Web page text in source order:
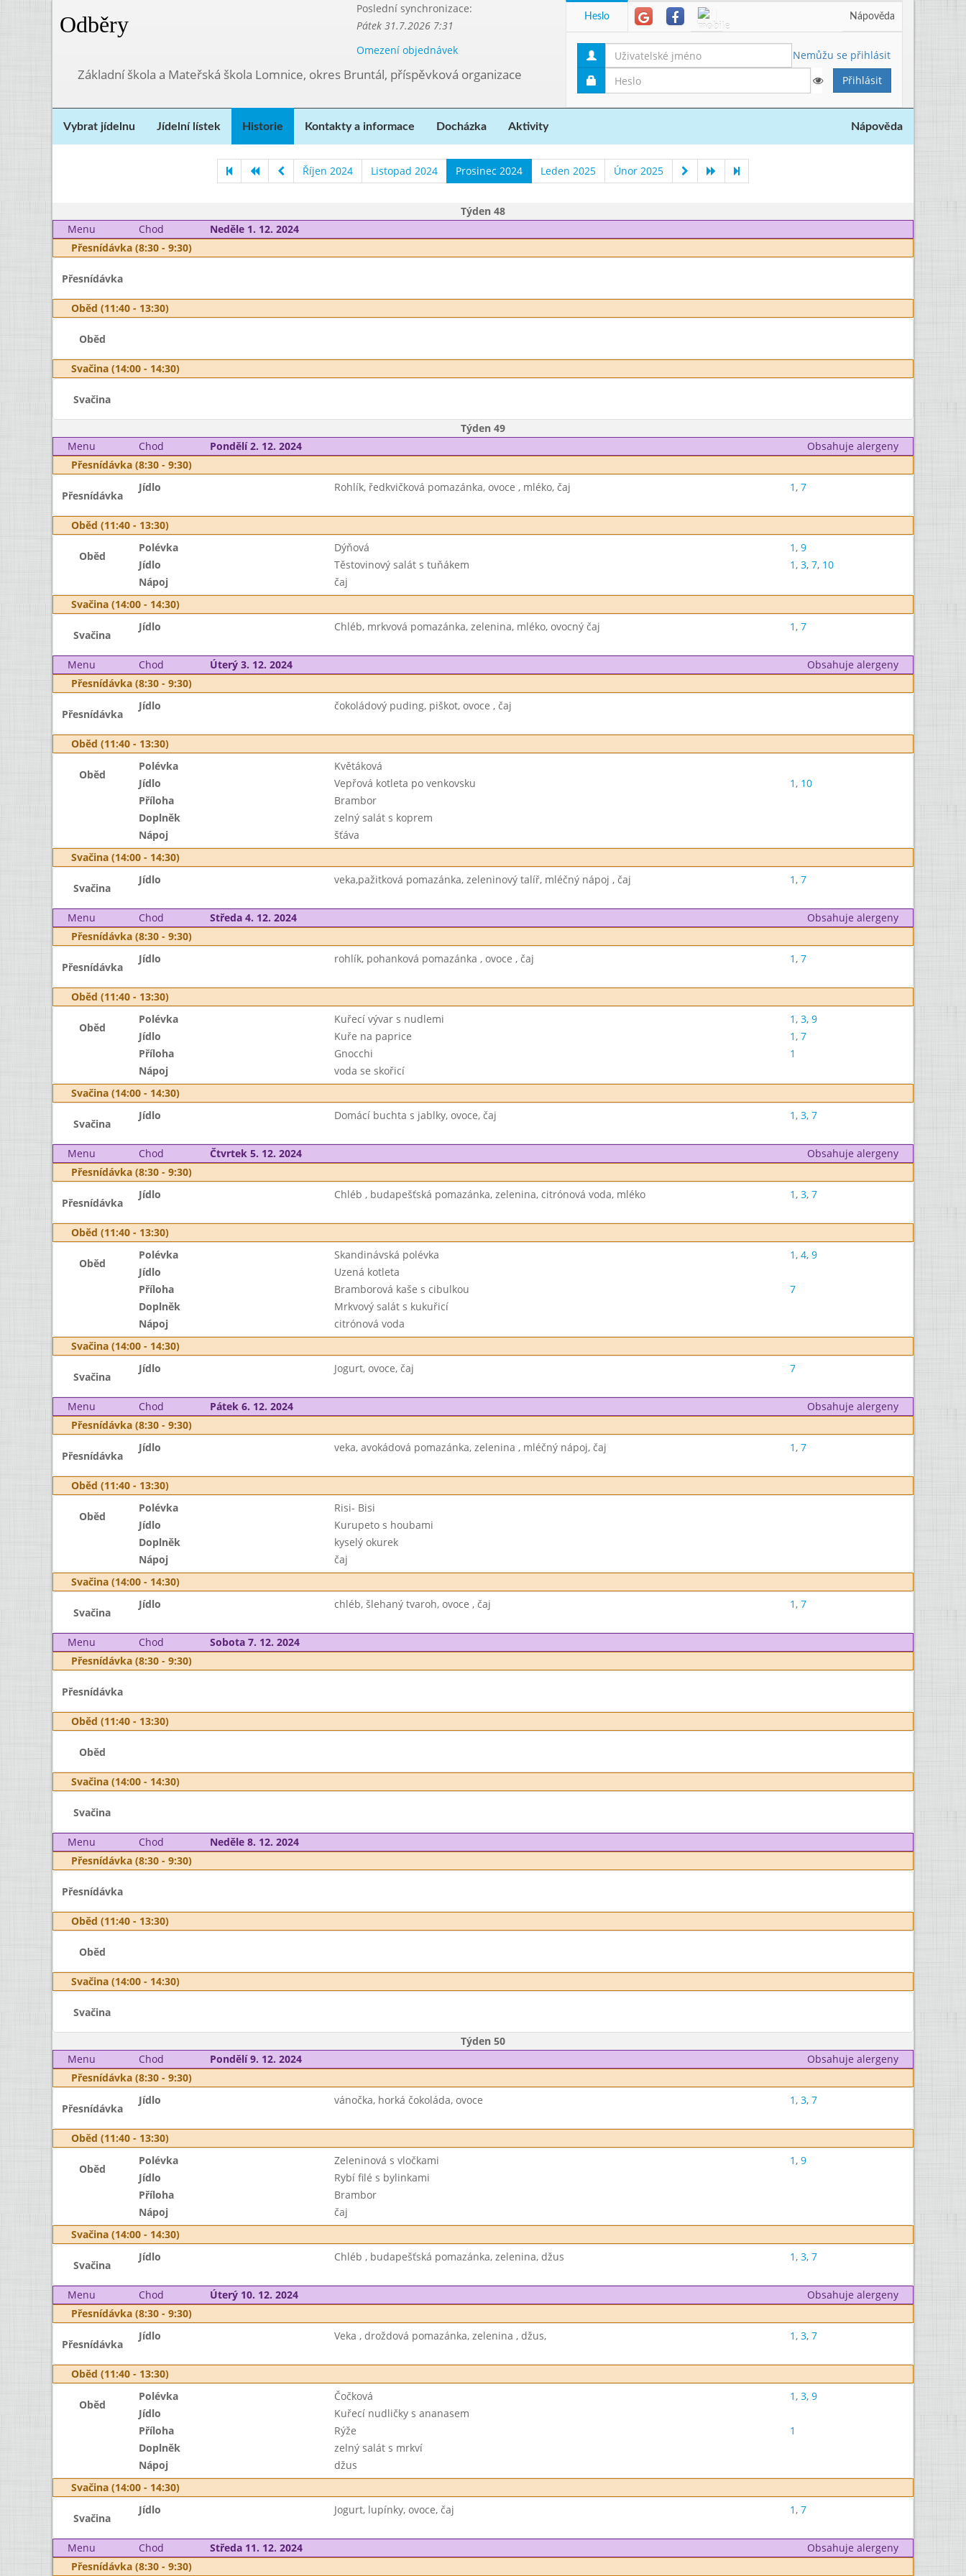
Odběry
Poslední synchronizace:
Pátek 31.7.2026 7:31
Omezení objednávek
Základní škola a Mateřská škola Lomnice, okres Bruntál, příspěvková organizace
Heslo Nápověda
Nemůžu se přihlásit
Vybrat jídelnu Jídelní lístek Historie Kontakty a informace Docházka Aktivity Nápověda
Říjen 2024 Listopad 2024 Prosinec 2024 Leden 2025 Únor 2025
Týden 48
Menu
Chod
Neděle 1. 12. 2024
Přesnídávka (8:30 - 9:30)
Přesnídávka
Oběd (11:40 - 13:30)
Oběd
Svačina (14:00 - 14:30)
Svačina
Týden 49
Menu
Chod Pondělí 2. 12. 2024
Obsahuje alergeny
Přesnídávka (8:30 - 9:30)
Přesnídávka
Jídlo Rohlík, ředkvičková pomazánka, ovoce , mléko, čaj 1, 7
Oběd (11:40 - 13:30)
Oběd
Polévka Dýňová 1, 9
Jídlo
Těstovinový salát s tuňákem 1, 3, 7, 10
Nápoj
čaj
Svačina (14:00 - 14:30)
Svačina
Jídlo Chléb, mrkvová pomazánka, zelenina, mléko, ovocný čaj 1, 7
Menu Chod Úterý 3. 12. 2024
Obsahuje alergeny
Přesnídávka (8:30 - 9:30)
Přesnídávka
Jídlo čokoládový puding, piškot, ovoce , čaj
Oběd (11:40 - 13:30)
Oběd
Polévka
Květáková
Jídlo
Vepřová kotleta po venkovsku 1, 10
Příloha
Brambor
Doplněk
zelný salát s koprem
Nápoj
šťáva
Svačina (14:00 - 14:30)
Svačina
Jídlo veka,pažitková pomazánka, zeleninový talíř, mléčný nápoj , čaj 1, 7
Menu Chod Středa 4. 12. 2024
Obsahuje alergeny
Přesnídávka (8:30 - 9:30)
Přesnídávka
Jídlo rohlík, pohanková pomazánka , ovoce , čaj 1, 7
Oběd (11:40 - 13:30)
Oběd
Polévka Kuřecí vývar s nudlemi 1, 3, 9
Jídlo
Kuře na paprice 1, 7
Příloha
Gnocchi
1
Nápoj
voda se skořicí
Svačina (14:00 - 14:30)
Svačina
Jídlo Domácí buchta s jablky, ovoce, čaj 1, 3, 7
Menu Chod Čtvrtek 5. 12. 2024
Obsahuje alergeny
Přesnídávka (8:30 - 9:30)
Přesnídávka
Jídlo Chléb , budapešťská pomazánka, zelenina, citrónová voda, mléko 1, 3, 7
Oběd (11:40 - 13:30)
Oběd
Polévka Skandinávská polévka 1, 4, 9
Jídlo
Uzená kotleta
Příloha
Bramborová kaše s cibulkou
7
Doplněk
Mrkvový salát s kukuřicí
Nápoj
citrónová voda
Svačina (14:00 - 14:30)
Svačina
Jídlo Jogurt, ovoce, čaj 7
Menu Chod Pátek 6. 12. 2024
Obsahuje alergeny
Přesnídávka (8:30 - 9:30)
Přesnídávka
Jídlo veka, avokádová pomazánka, zelenina , mléčný nápoj, čaj 1, 7
Oběd (11:40 - 13:30)
Oběd
Polévka
Risi- Bisi
Jídlo
Kurupeto s houbami
Doplněk
kyselý okurek
Nápoj
čaj
Svačina (14:00 - 14:30)
Svačina
Jídlo chléb, šlehaný tvaroh, ovoce , čaj 1, 7
Menu Chod
Sobota 7. 12. 2024
Přesnídávka (8:30 - 9:30)
Přesnídávka
Oběd (11:40 - 13:30)
Oběd
Svačina (14:00 - 14:30)
Svačina
Menu Chod
Neděle 8. 12. 2024
Přesnídávka (8:30 - 9:30)
Přesnídávka
Oběd (11:40 - 13:30)
Oběd
Svačina (14:00 - 14:30)
Svačina
Týden 50
Menu
Chod Pondělí 9. 12. 2024
Obsahuje alergeny
Přesnídávka (8:30 - 9:30)
Přesnídávka
Jídlo vánočka, horká čokoláda, ovoce 1, 3, 7
Oběd (11:40 - 13:30)
Oběd
Polévka Zeleninová s vločkami 1, 9
Jídlo
Rybí filé s bylinkami
Příloha
Brambor
Nápoj
čaj
Svačina (14:00 - 14:30)
Svačina
Jídlo Chléb , budapešťská pomazánka, zelenina, džus 1, 3, 7
Menu Chod Úterý 10. 12. 2024
Obsahuje alergeny
Přesnídávka (8:30 - 9:30)
Přesnídávka
Jídlo Veka , droždová pomazánka, zelenina , džus, 1, 3, 7
Oběd (11:40 - 13:30)
Oběd
Polévka Čočková 1, 3, 9
Jídlo
Kuřecí nudličky s ananasem
Příloha
Rýže
1
Doplněk
zelný salát s mrkví
Nápoj
džus
Svačina (14:00 - 14:30)
Svačina
Jídlo Jogurt, lupínky, ovoce, čaj 1, 7
Menu Chod Středa 11. 12. 2024
Obsahuje alergeny
Přesnídávka (8:30 - 9:30)